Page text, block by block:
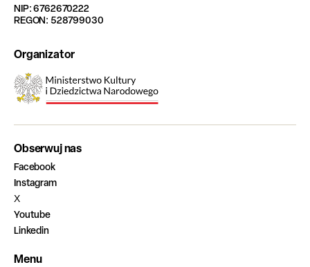
NIP: 6762670222
REGON: 528799030
Organizator
Obserwuj nas
Facebook
Instagram
X
Youtube
Linkedin
Menu